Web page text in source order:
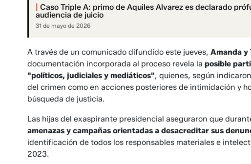
Caso Triple A: primo de Aquiles Alvarez es declarado
audiencia de juicio
31 de mayo de 2026
A través de un comunicado difundido este jueves, Amanda y
documentación incorporada al proceso revela la posible
"políticos, judiciales y mediáticos", quienes, según
del crimen como en acciones posteriores de intimidación y
búsqueda de justicia.
Las hijas del exaspirante presidencial aseguraron que
amenazas y campañas orientadas a desacreditar sus
identificación de todos los responsables materiales e
2023.